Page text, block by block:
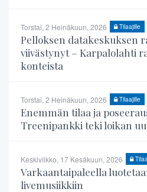
Torstai, 2 Heinäkuun, 2026 Tilaajille
Pelloksen datakeskuksen
viivästynyt – Karpalolahti
konteista
Torstai, 2 Heinäkuun, 2026 Tilaajille
Enemmän tilaa ja
Treenipankki teki loikan
Keskiviikko, 17 Kesäkuun, 2026
Varkaantaipaleella
livemusiikkiin